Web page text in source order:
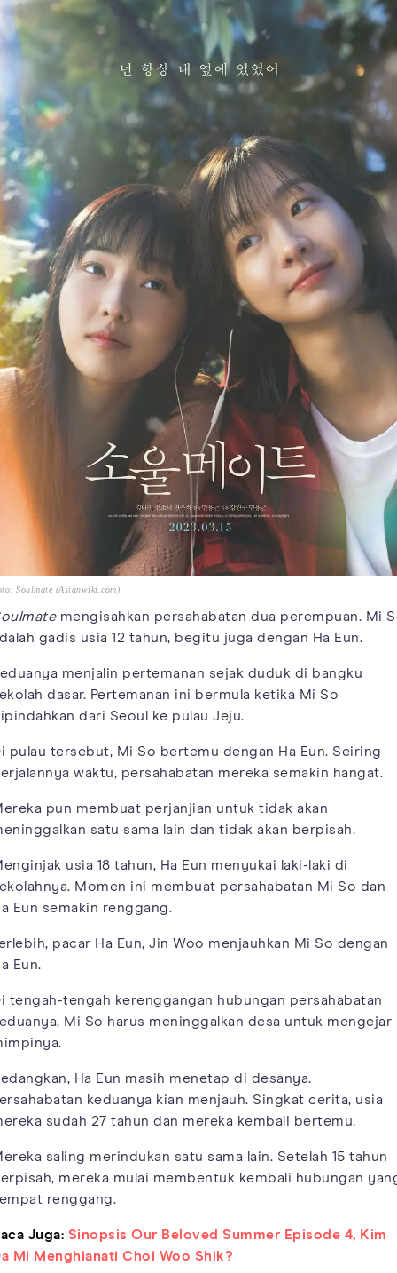
Soulmate (Asianwiki.com)
mengisahkan persahabatan dua perempuan. Mi
gadis usia 12 tahun, begitu juga dengan Ha Eun.
menjalin pertemanan sejak duduk di bangku
dasar. Pertemanan ini bermula ketika Mi So
dari Seoul ke pulau Jeju.
pulau tersebut, Mi So bertemu dengan Ha Eun. Seiring
waktu, persahabatan mereka semakin hangat.
pun membuat perjanjian untuk tidak akan
satu sama lain dan tidak akan berpisah.
usia 18 tahun, Ha Eun menyukai laki-laki di
Momen ini membuat persahabatan Mi So dan
Eun semakin renggang.
pacar Ha Eun, Jin Woo menjauhkan Mi So dengan
Eun.
tengah-tengah kerenggangan hubungan persahabatan
Mi So harus meninggalkan desa untuk mengejar
Ha Eun masih menetap di desanya.
keduanya kian menjauh. Singkat cerita, usia
sudah 27 tahun dan mereka kembali bertemu.
saling merindukan satu sama lain. Setelah 15 tahun
mereka mulai membentuk kembali hubungan
renggang.
Juga: Sinopsis Our Beloved Summer Episode 4, Kim
Mi Menghianati Choi Woo Shik?